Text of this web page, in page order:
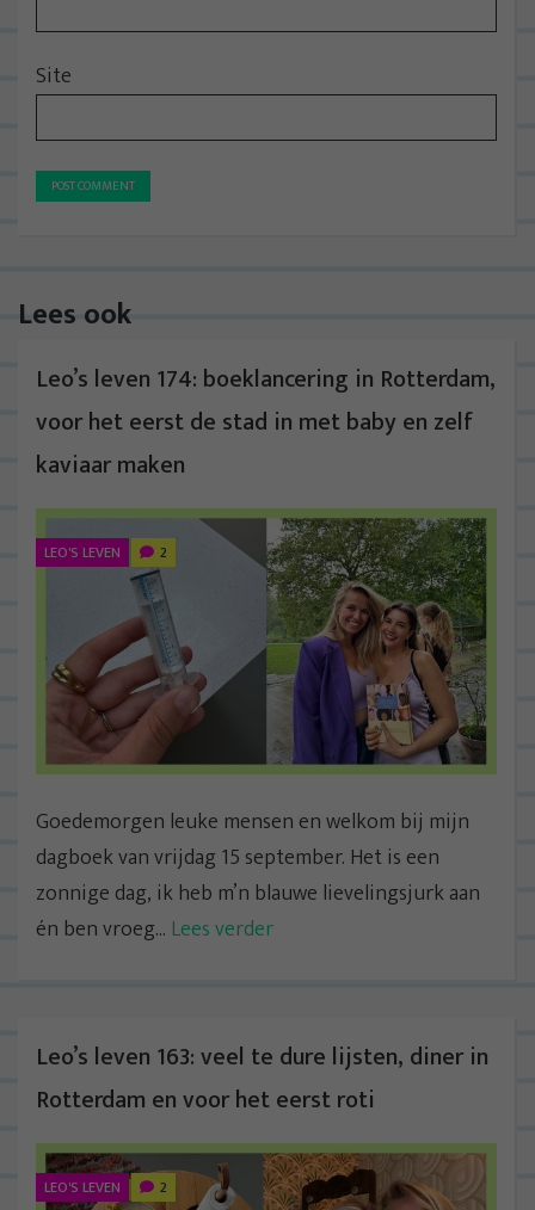
Site
Lees ook
Leo’s leven 174: boeklancering in Rotterdam,
voor het eerst de stad in met baby en zelf
kaviaar maken
LEO'S LEVEN 2
Goedemorgen leuke mensen en welkom bij mijn
dagboek van vrijdag 15 september. Het is een
zonnige dag, ik heb m’n blauwe lievelingsjurk aan
én ben vroeg... Lees verder
Leo’s leven 163: veel te dure lijsten, diner in
Rotterdam en voor het eerst roti
LEO'S LEVEN 2